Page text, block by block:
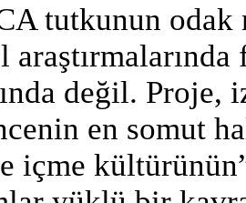
tutkunun odak
değil. Proje,
en somut
içme